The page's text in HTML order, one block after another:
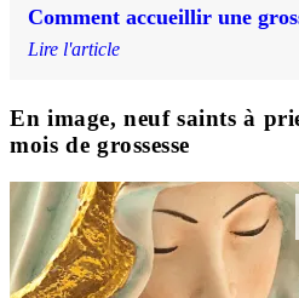
Comment accueillir une
Lire l'article
En image, neuf saints à
mois de grossesse